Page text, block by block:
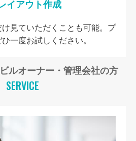
イアウト作成
見ていただくことも可能。プ
一度お試しください。
ルオーナー・管理会社の方
SERVICE